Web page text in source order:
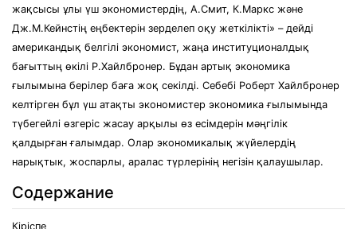
жақсысы ұлы үш экономистердің, А.Смит, К.Маркс және
Дж.М.Кейнстің еңбектерін зерделеп оқу жеткілікті» – дейді
американдық белгілі экономист, жаңа институционалдық
бағыттың өкілі Р.Хайлбронер. Бұдан артық экономика
ғылымына берілер баға жоқ секілді. Себебі Роберт Хайлбронер
келтірген бұл үш атақты экономистер экономика ғылымында
түбегейлі өзгеріс жасау арқылы өз есімдерін мәңгілік
қалдырған ғалымдар. Олар экономикалық жүйелердің
нарықтык, жоспарлы, аралас түрлерінің негізін қалаушылар.
Содержание
Кіріспе